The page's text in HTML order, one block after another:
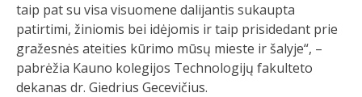
taip pat su visa visuomene dalijantis sukaupta
patirtimi, žiniomis bei idėjomis ir taip prisidedant prie
gražesnės ateities kūrimo mūsų mieste ir šalyje“, –
pabrėžia Kauno kolegijos Technologijų fakulteto
dekanas dr. Giedrius Gecevičius.